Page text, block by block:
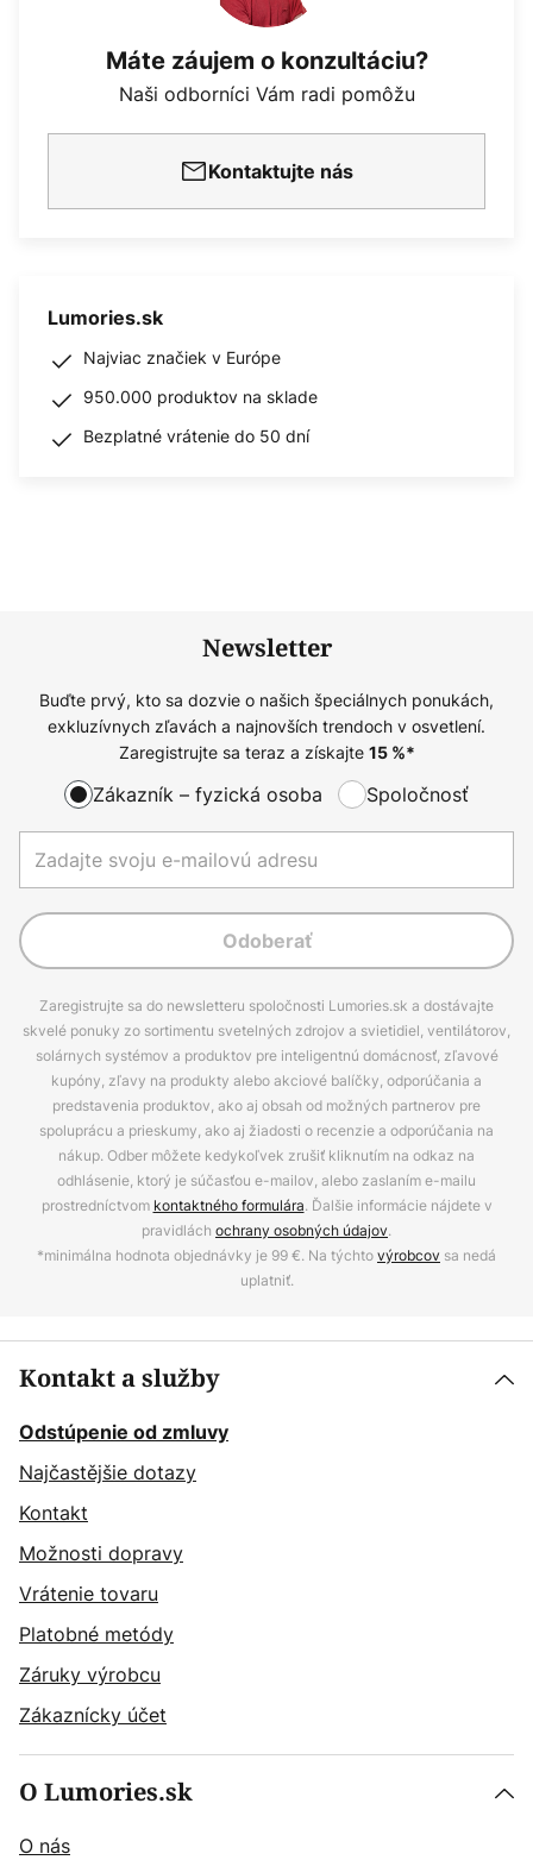
Máte záujem o konzultáciu?
Naši odborníci Vám radi pomôžu
Kontaktujte nás
Lumories.sk
Najviac značiek v Európe
950.000 produktov na sklade
Bezplatné vrátenie do 50 dní
Newsletter
Buďte prvý, kto sa dozvie o našich špeciálnych ponukách,
exkluzívnych zľavách a najnovších trendoch v osvetlení.
Zaregistrujte sa teraz a získajte 15%*
Zákazník – fyzická osoba Spoločnosť
Odoberať
Zaregistrujte sa do newsletteru spoločnosti Lumories.sk a dostávajte
skvelé ponuky zo sortimentu svetelných zdrojov a svietidiel, ventilátorov,
solárnych systémov a produktov pre inteligentnú domácnosť, zľavové
kupóny, zľavy na produkty alebo akciové balíčky, odporúčania a
predstavenia produktov, ako aj obsah od možných partnerov pre
spoluprácu a prieskumy, ako aj žiadosti o recenzie a odporúčania na
nákup. Odber môžete kedykoľvek zrušiť kliknutím na odkaz na
odhlásenie, ktorý je súčasťou e-mailov, alebo zaslaním e-mailu
prostredníctvom kontaktného formulára. Ďalšie informácie nájdete v
pravidlách ochrany osobných údajov.
*minimálna hodnota objednávky je 99 €. Na týchtovýrobcov sa nedá
uplatniť.
Kontakt a služby
Odstúpenie od zmluvy
Najčastějšie dotazy
Kontakt
Možnosti dopravy
Vrátenie tovaru
Platobné metódy
Záruky výrobcu
Zákaznícky účet
O Lumories.sk
O nás